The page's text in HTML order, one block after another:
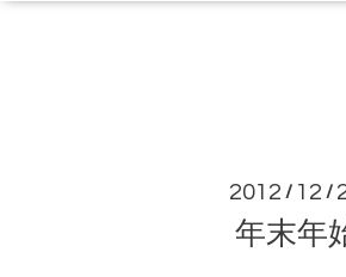
2012 / 12 /
年末年